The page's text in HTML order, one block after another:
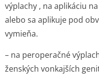
výplachy , na aplikáciu
alebo sa aplikuje pod
vymieňa.
– na peroperačné
ženských vonkajších